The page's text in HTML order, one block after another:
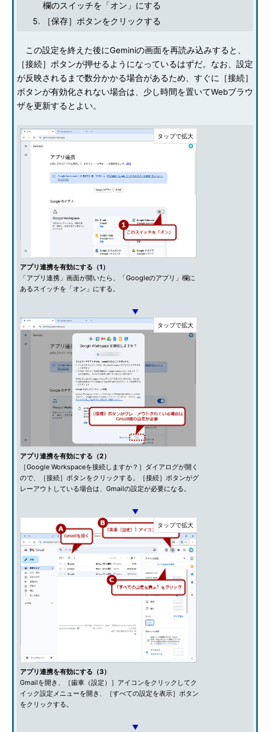
欄のスイッチを「オン」にする
［保存］ボタンをクリックする
この設定を終えた後にGeminiの画面を再読み込みすると、
［接続］ボタンが押せるようになっているはずだ。なお、設定
が反映されるまで数分かかる場合があるため、すぐに［接続］
ボタンが有効化されない場合は、少し時間を置いてWebブラウ
ザを更新するとよい。
アプリ連携を有効にする（1）
「アプリ連携」画面が開いたら、「Googleのアプリ」欄に
あるスイッチを「オン」にする。
▼
アプリ連携を有効にする（2）
［Google Workspaceを接続しますか？］ダイアログが開く
ので、［接続］ボタンをクリックする。［接続］ボタンがグ
レーアウトしている場合は、Gmailの設定が必要になる。
▼
アプリ連携を有効にする（3）
Gmailを開き、［歯車（設定）］アイコンをクリックしてク
イック設定メニューを開き、［すべての設定を表示］ボタン
をクリックする。
▼